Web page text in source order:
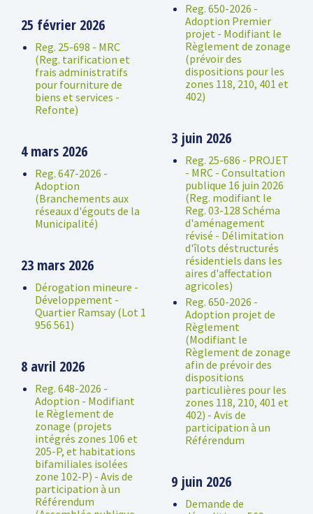
25 février 2026
Reg. 25-698 - MRC
(Reg. tarification et
frais administratifs
pour fourniture de
biens et services -
Refonte)
4 mars 2026
Reg. 647-2026 -
Adoption
(Branchements aux
réseaux d'égouts de la
Municipalité)
23 mars 2026
Dérogation mineure -
Développement -
Quartier Ramsay (Lot 1
956 561)
8 avril 2026
Reg. 648-2026 -
Adoption - Modifiant
le Règlement de
zonage (projets
intégrés zones 106 et
205-P, et habitations
bifamiliales isolées
zone 102-P) - Avis de
participation à un
Référendum
Reg. 650-2026 -
Adoption Premier
projet - Modifiant le
Règlement de zonage
(prévoir des
dispositions pour les
zones 118, 210, 401 et
402)
3 juin 2026
Reg. 25-686 - PROJET
- MRC - Consultation
publique 16 juin 2026
(Reg. modifiant le
Reg. 03-128 Schéma
d'aménagement
révisé - Délimitation
d'îlots déstructurés
résidentiels dans les
aires d'affectation
agricoles)
Reg. 650-2026 -
Adoption projet de
Règlement
(Modifiant le
Règlement de zonage
afin de prévoir des
dispositions
particulières pour les
zones 118, 210, 401 et
402) - Avis de
participation à un
Référendum
9 juin 2026
Demande de